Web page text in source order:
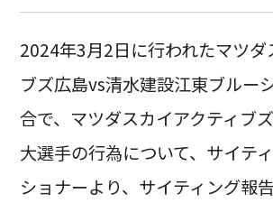
2024年3月2日に行われたマツダ
ブズ広島vs清水建設江東ブルー
合で、マツダスカイアクティブ
大選手の行為について、サイテ
ショナーより、サイティング報